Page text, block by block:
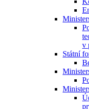
v
Státní